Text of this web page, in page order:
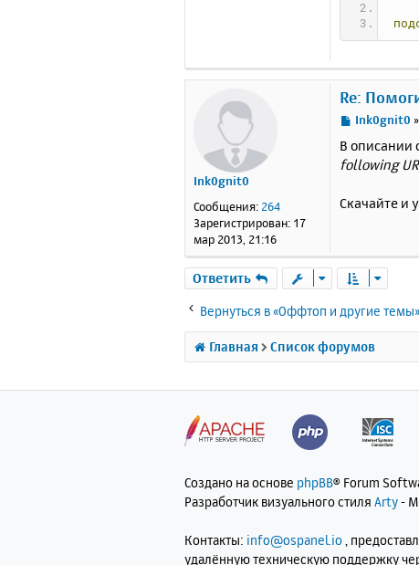
Ink0gnit0
Сообщения: 264
Зарегистрирован: 17
мар 2013, 21:16
Re:
С
о
б
е
Ink0gnit0
В описании
following
Скачайте и
Ответить
Вернуться в «Оффтоп и другие темы»
Главная Список форумов
Создано на основе phpBB® Forum
Разработчик визуального стиля Arty-
Контакты: info@ospanel.io ,
удалённую техническую поддержку